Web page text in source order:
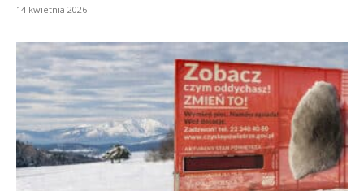
14 kwietnia 2026